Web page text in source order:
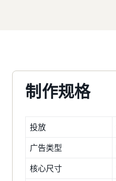
制作规格
投放
广告类型
核心尺寸